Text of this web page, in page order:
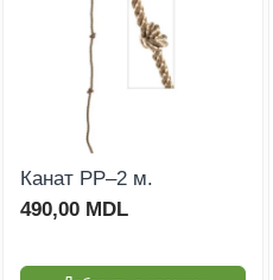
Ограждения
Оборудование для
детских садов
Павильоны для детских
садов
Канат PP–2 м.
490,00 MDL